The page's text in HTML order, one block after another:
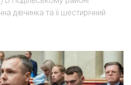
дівчинка та її шестирічний